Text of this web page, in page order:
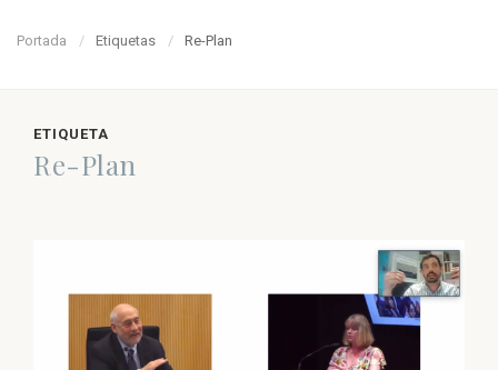
Portada Etiquetas Re-Plan
ETIQUETA
Re-Plan